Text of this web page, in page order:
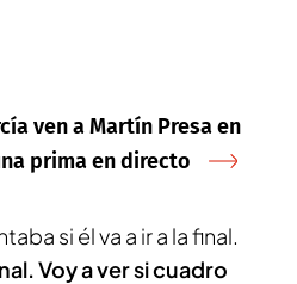
ven a Martín Presa en
prima en directo
si él va a ir a la final.
Voy a ver si cuadro